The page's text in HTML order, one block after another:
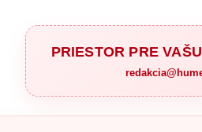
PRIESTOR PRE